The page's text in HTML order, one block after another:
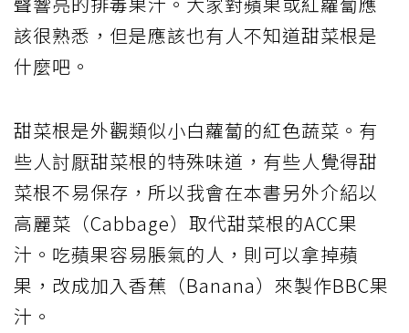
該很熟悉，但是應該也有人不知道甜菜根是
什麼吧。
甜菜根是外觀類似小白蘿蔔的紅色蔬菜。有
些人討厭甜菜根的特殊味道，有些人覺得甜
菜根不易保存，所以我會在本書另外介紹以
高麗菜（Cabbage）取代甜菜根的ACC果
汁。吃蘋果容易脹氣的人，則可以拿掉蘋
果，改成加入香蕉（Banana）來製作BBC果
汁。